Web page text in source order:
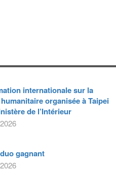
internationale sur la
organisée à Taipei
de l’Intérieur
gagnant